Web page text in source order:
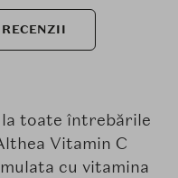
toate întrebările
Vitamin C
cu vitamina